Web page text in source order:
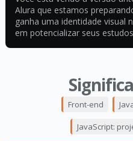
Alura que estamos
ganha uma identidade visual
em potencializar seus
Front-end
JavaScript: